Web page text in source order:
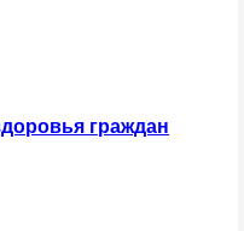
граждан